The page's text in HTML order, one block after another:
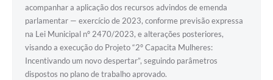
Notificações Obras e Posturas
Conselho Municipal de Conservação e Defesa do
Meio Ambiente-CODEMA
Galeria de Fotos
acompanhar a aplicação dos recursos advindos de emenda
parlamentar — exercício de 2023, conforme previsão expressa
na Lei Municipal nº 2470/2023, e alterações posteriores,
visando a execução do Projeto “2º Capacita Mulheres:
Incentivando um novo despertar”, seguindo parâmetros
dispostos no plano de trabalho aprovado.